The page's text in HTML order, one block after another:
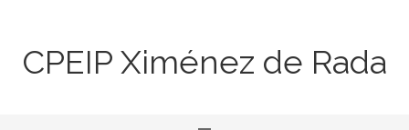
CPEIP Ximénez de Rada